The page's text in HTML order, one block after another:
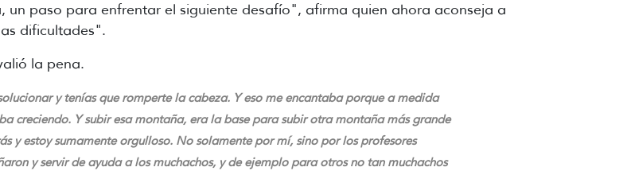
un paso para enfrentar el siguiente desafío", afirma quien ahora aconseja a
dificultades".
la pena.
y tenías que romperte la cabeza. Y eso me encantaba porque a medida
creciendo. Y subir esa montaña, era la base para subir otra montaña más grande
y estoy sumamente orgulloso. No solamente por mí, sino por los profesores
y servir de ayuda a los muchachos, y de ejemplo para otros no tan muchachos